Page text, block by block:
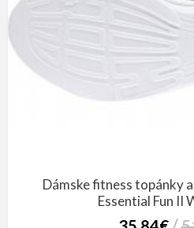
Dámske fitness topánky
Essential Fun II